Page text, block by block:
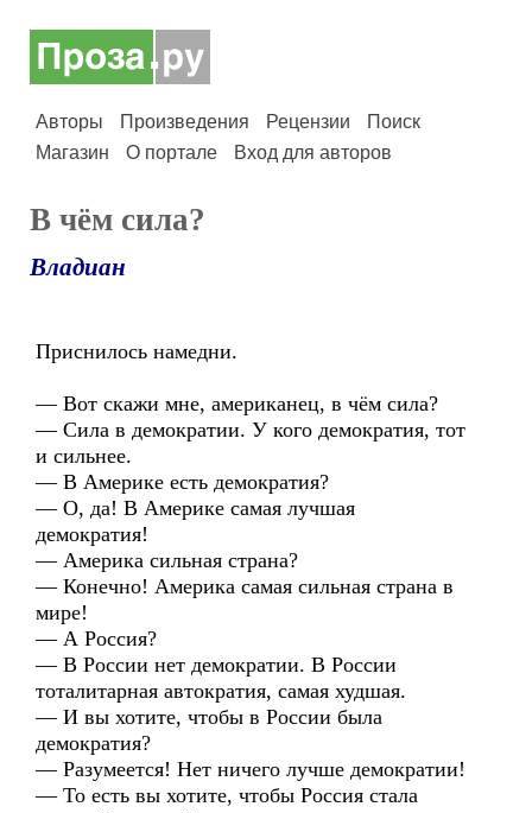
Авторы Произведения Рецензии
Поиск
Магазин
О портале Вход для авторов
В чём сила?
Владиан
Приснилось намедни.
— Вот скажи мне, американец, в чём сила?
— Сила в демократии. У кого демократия, тот
и сильнее.
— В Америке есть демократия?
— О, да! В Америке самая лучшая
демократия!
— Америка сильная страна?
— Конечно! Америка самая сильная страна в
мире!
— А Россия?
— В России нет демократии. В России
тоталитарная автократия, самая худшая.
— И вы хотите, чтобы в России была
демократия?
— Разумеется! Нет ничего лучше демократии!
— То есть вы хотите, чтобы Россия стала